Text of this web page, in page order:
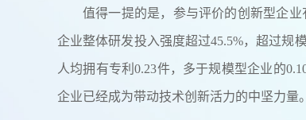
值得一提的是，参与评价的创新型企
企业整体研发投入强度超过45.5%，超过规
人均拥有专利0.23件，多于规模型企业的
企业已经成为带动技术创新活力的中坚力量。